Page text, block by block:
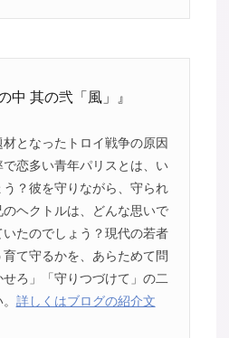
中 其の弐「風」』
となったトロイ戦争の原因
恋多い青年パリスとは、い
？彼を守りながら、守られ
ヘクトルは、どんな思いで
たのでしょう？現代の若者
て守るかを、あらためて問
ろ」「守りつづけて」の二
詳しくはブログの紹介文